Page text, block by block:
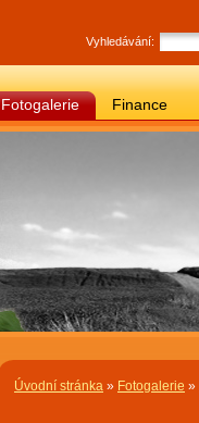
Fotogalerie Finance
Úvodní stránka » Fotogalerie »
Vyhledávání: